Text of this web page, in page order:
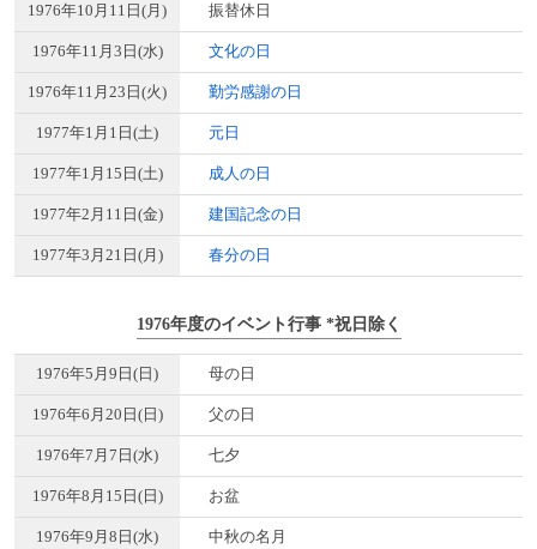
1976年10月11日(月) 振替休日
1976年11月3日(水) 文化の日
1976年11月23日(火) 勤労感謝の日
1977年1月1日(土) 元日
1977年1月15日(土) 成人の日
1977年2月11日(金) 建国記念の日
1977年3月21日(月) 春分の日
1976年度のイベント行事 *祝日除く
1976年5月9日(日) 母の日
1976年6月20日(日) 父の日
1976年7月7日(水) 七夕
1976年8月15日(日) お盆
1976年9月8日(水) 中秋の名月